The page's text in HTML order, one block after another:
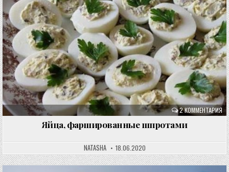
2 КОММЕНТАРИЯ
Яйца, фаршированные шпротами
NATASHA 18.06.2020